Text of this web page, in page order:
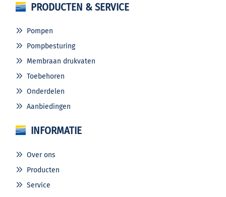
PRODUCTEN & SERVICE
Pompen
Pompbesturing
Membraan drukvaten
Toebehoren
Onderdelen
Aanbiedingen
INFORMATIE
Over ons
Producten
Service